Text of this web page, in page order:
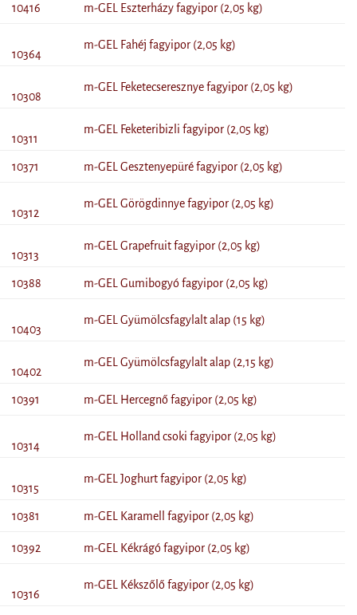
10416 m-GEL Eszterházy fagyipor (2,05 kg)
10364
m-GEL Fahéj fagyipor (2,05 kg)
10308
m-GEL Feketecseresznye fagyipor (2,05 kg)
10311
m-GEL Feketeribizli fagyipor (2,05 kg)
10371 m-GEL Gesztenyepüré fagyipor (2,05 kg)
10312
m-GEL Görögdinnye fagyipor (2,05 kg)
10313
m-GEL Grapefruit fagyipor (2,05 kg)
10388 m-GEL Gumibogyó fagyipor (2,05 kg)
10403
m-GEL Gyümölcsfagylalt alap (15 kg)
10402
m-GEL Gyümölcsfagylalt alap (2,15 kg)
10391 m-GEL Hercegnő fagyipor (2,05 kg)
10314
m-GEL Holland csoki fagyipor (2,05 kg)
10315
m-GEL Joghurt fagyipor (2,05 kg)
10381 m-GEL Karamell fagyipor (2,05 kg)
10392 m-GEL Kékrágó fagyipor (2,05 kg)
10316
m-GEL Kékszőlő fagyipor (2,05 kg)